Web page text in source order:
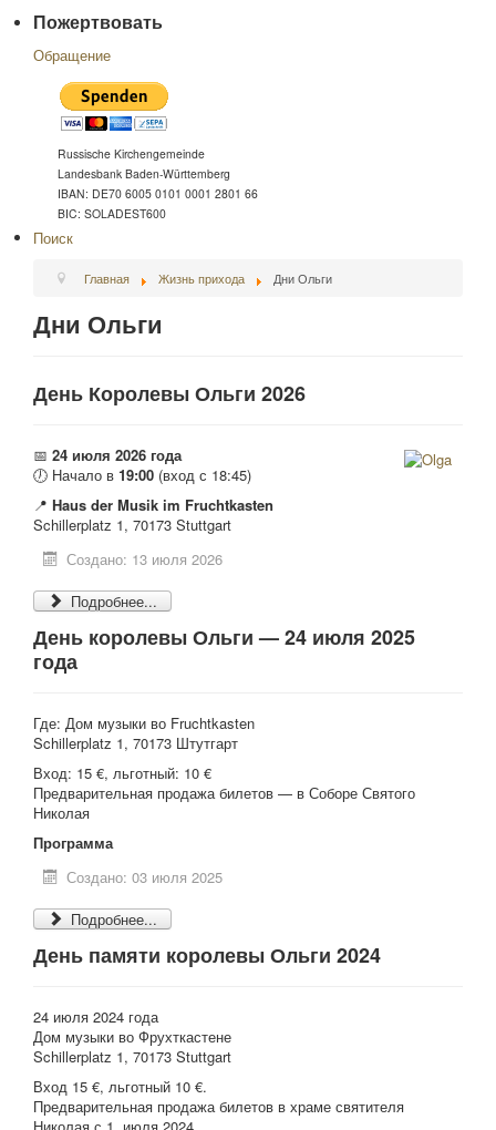
Пожертвовать
Обращение
Russische Kirchengemeinde
Landesbank Baden-Württemberg
IBAN: DE70 6005 0101 0001 2801 66
BIC: SOLADEST600
Поиск
Главная Жизнь прихода Дни Ольги
Дни Ольги
День Королевы Ольги 2026
📅 24 июля 2026 года
🕖 Начало в 19:00 (вход с 18:45)
📍 Haus der Musik im Fruchtkasten
Schillerplatz 1, 70173 Stuttgart
Создано: 13 июля 2026
Подробнее...
День королевы Ольги — 24 июля 2025
года
Где: Дом музыки во Fruchtkasten
Schillerplatz 1, 70173 Штутгарт
Вход: 15 €, льготный: 10 €
Предварительная продажа билетов — в Соборе Святого
Николая
Программа
Создано: 03 июля 2025
Подробнее...
День памяти королевы Ольги 2024
24 июля 2024 года
Дом музыки во Фрухткастене
Schillerplatz 1, 70173 Stuttgart
Вход 15 €, льготный 10 €.
Предварительная продажа билетов в храме святителя